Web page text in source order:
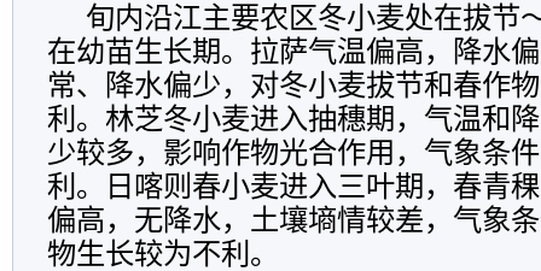
旬内沿江主要农区冬小麦处在拔节
在幼苗生长期。拉萨气温偏高，降水
常、降水偏少，对冬小麦拔节和春作
利。林芝冬小麦进入抽穗期，气温和
少较多，影响作物光合作用，气象条
利。日喀则春小麦进入三叶期，春青
偏高，无降水，土壤墒情较差，气象
物生长较为不利。